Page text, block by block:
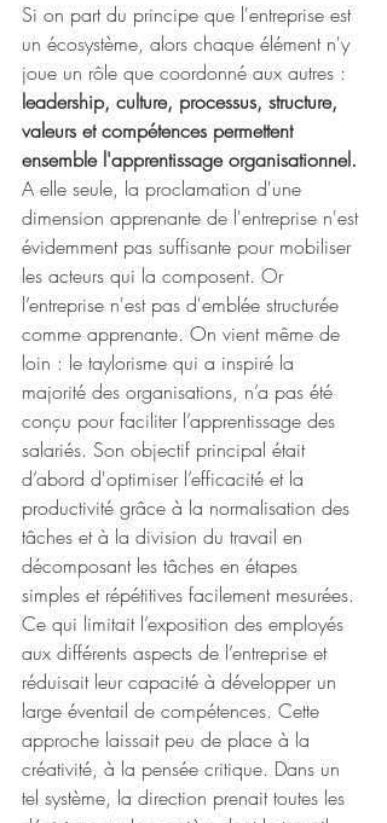
Si on part du principe que l'entreprise est
un écosystème, alors chaque élément n'y
joue un rôle que coordonné aux autres :
leadership, culture, processus, structure,
valeurs et compétences permettent
ensemble l'apprentissage organisationnel.
A elle seule, la proclamation d'une
dimension apprenante de l'entreprise n'est
évidemment pas suffisante pour mobiliser
les acteurs qui la composent. Or
l’entreprise n'est pas d'emblée structurée
comme apprenante. On vient même de
loin : le taylorisme qui a inspiré la
majorité des organisations, n’a pas été
conçu pour faciliter l’apprentissage des
salariés. Son objectif principal était
d’abord d'optimiser l’efficacité et la
productivité grâce à la normalisation des
tâches et à la division du travail en
décomposant les tâches en étapes
simples et répétitives facilement mesurées.
Ce qui limitait l’exposition des employés
aux différents aspects de l’entreprise et
réduisait leur capacité à développer un
large éventail de compétences. Cette
approche laissait peu de place à la
créativité, à la pensée critique. Dans un
tel système, la direction prenait toutes les